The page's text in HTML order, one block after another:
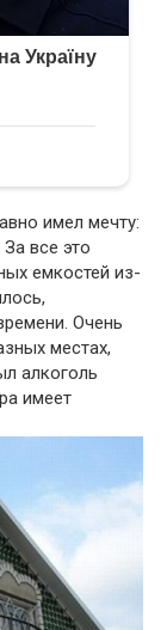
имел мечту:
все это
емкостей из-
Очень
местах,
алкоголь
имеет